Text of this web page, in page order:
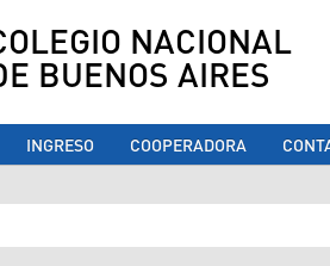
NACIONAL
BUENOS AIRES
INGRESO COOPERADORA
usted aquí